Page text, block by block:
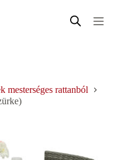
mesterséges rattanból